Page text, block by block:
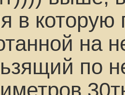
писал(а):
раз ловил
паузы,
если
если